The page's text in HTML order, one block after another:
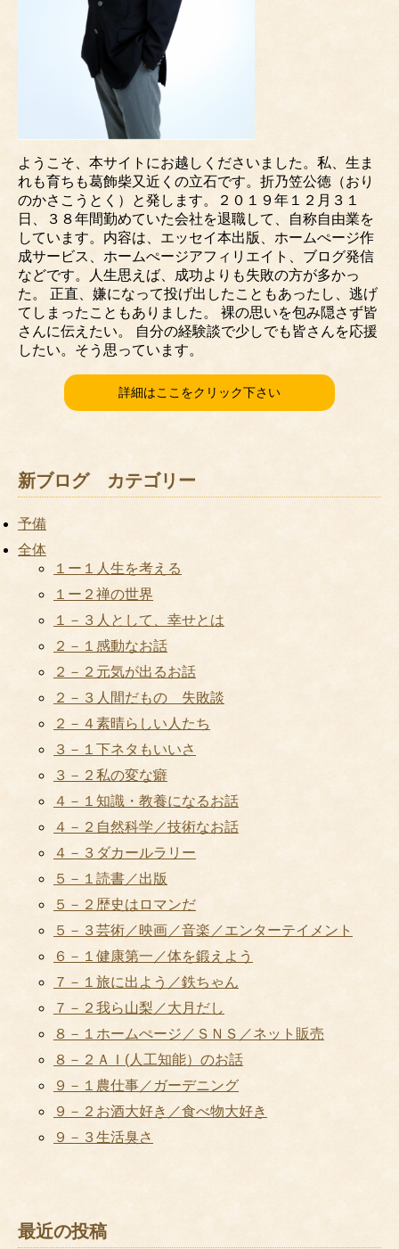
ようこそ、本サイトにお越しくださいました。私、生ま
れも育ちも葛飾柴又近くの立石です。折乃笠公徳（おり
のかさこうとく）と発します。２０１９年１２月３１
日、３８年間勤めていた会社を退職して、自称自由業を
しています。内容は、エッセイ本出版、ホームぺージ作
成サービス、ホームぺージアフィリエイト、ブログ発信
などです。人生思えば、成功よりも失敗の方が多かっ
た。 正直、嫌になって投げ出したこともあったし、逃げ
てしまったこともありました。 裸の思いを包み隠さず皆
さんに伝えたい。 自分の経験談で少しでも皆さんを応援
したい。そう思っています。
詳細はここをクリック下さい
新ブログ カテゴリー
予備
全体
１ー１人生を考える
１ー２禅の世界
１－３人として、幸せとは
２－１感動なお話
２－２元気が出るお話
２－３人間だもの 失敗談
２－４素晴らしい人たち
３－１下ネタもいいさ
３－２私の変な癖
４－１知識・教養になるお話
４－２自然科学／技術なお話
４－３ダカールラリー
５－１読書／出版
５－２歴史はロマンだ
５－３芸術／映画／音楽／エンターテイメント
６－１健康第一／体を鍛えよう
７－１旅に出よう／鉄ちゃん
７－２我ら山梨／大月だし
８－１ホームぺージ／ＳＮＳ／ネット販売
８－２ＡＩ(人工知能）のお話
９－１農仕事／ガーデニング
９－２お酒大好き／食べ物大好き
９－３生活臭さ
最近の投稿